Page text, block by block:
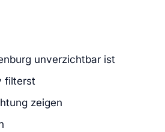
unverzichtbar ist
filterst
zeigen